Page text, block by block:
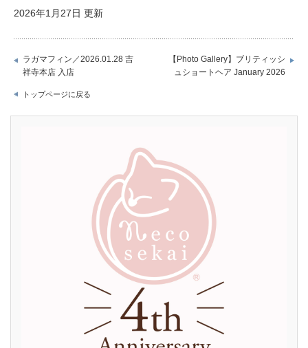
2026年1月27日 更新
ラガマフィン／2026.01.28 吉
祥寺本店 入店
【Photo Gallery】ブリティッシ
ュショートヘア January 2026
トップページに戻る